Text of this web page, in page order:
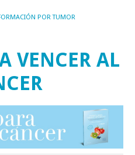
POR TUMOR
VENCER AL